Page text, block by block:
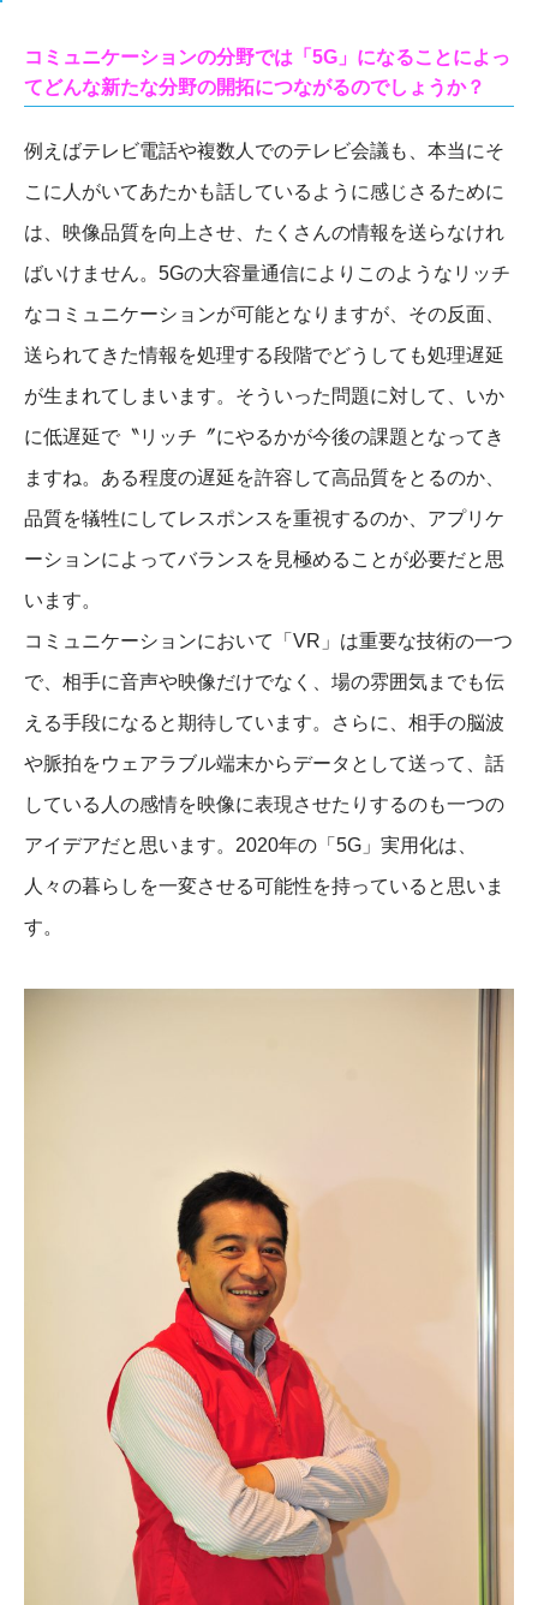
コミュニケーションの分野では「5G」になることによっ
てどんな新たな分野の開拓につながるのでしょうか？
例えばテレビ電話や複数人でのテレビ会議も、本当にそ
こに人がいてあたかも話しているように感じさるために
は、映像品質を向上させ、たくさんの情報を送らなけれ
ばいけません。5Gの大容量通信によりこのようなリッチ
なコミュニケーションが可能となりますが、その反面、
送られてきた情報を処理する段階でどうしても処理遅延
が生まれてしまいます。そういった問題に対して、いか
に低遅延で〝リッチ〞にやるかが今後の課題となってき
ますね。ある程度の遅延を許容して高品質をとるのか、
品質を犠牲にしてレスポンスを重視するのか、アプリケ
ーションによってバランスを見極めることが必要だと思
います。
コミュニケーションにおいて「VR」は重要な技術の一つ
で、相手に音声や映像だけでなく、場の雰囲気までも伝
える手段になると期待しています。さらに、相手の脳波
や脈拍をウェアラブル端末からデータとして送って、話
している人の感情を映像に表現させたりするのも一つの
アイデアだと思います。2020年の「5G」実用化は、
人々の暮らしを一変させる可能性を持っていると思いま
す。